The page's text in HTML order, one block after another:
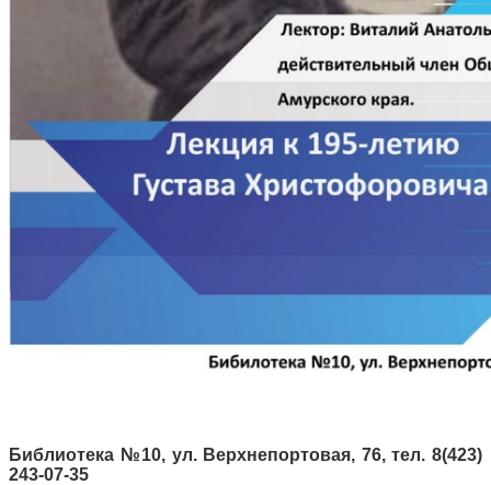
Библиотека №10, ул. Верхнепортовая, 76, тел. 8(423)
243-07-35